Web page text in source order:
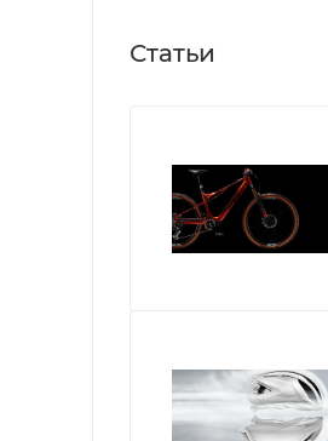
Рулевая колонка
Грипсы
Подседельный штырь
Задний амортизатор
Статьи